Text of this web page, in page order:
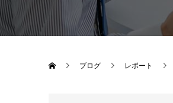
ブログ レポート